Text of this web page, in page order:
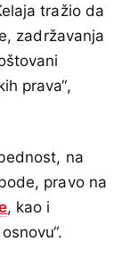
tražio da
zadržavanja
prava“,
na
pravo na
, kao i